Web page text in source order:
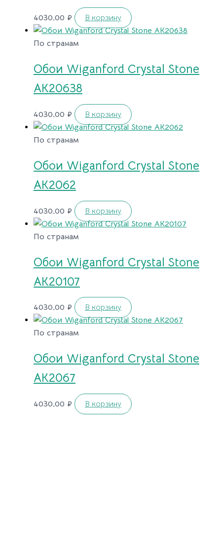
4030,00 ₽ В корзину
По странам
Обои Wiganford Crystal Stone
AK20638
4030,00 ₽ В корзину
По странам
Обои Wiganford Crystal Stone
AK2062
4030,00 ₽ В корзину
По странам
Обои Wiganford Crystal Stone
AK20107
4030,00 ₽ В корзину
По странам
Обои Wiganford Crystal Stone
AK2067
4030,00 ₽ В корзину